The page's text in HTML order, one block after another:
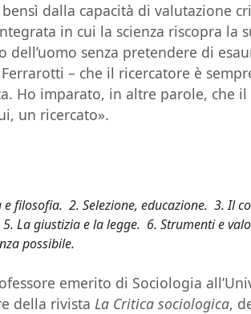
dalla capacità di valutazione
in cui la scienza riscopra la
senza pretendere di
– che il ricercatore è
Ho imparato, in altre parole, che il
un ricercato».
e filosofia. 2. Selezione, educazione. 3. Il
La giustizia e la legge. 6. Strumenti e
possibile.
emerito di Sociologia
della rivistaLa Critica sociologica,